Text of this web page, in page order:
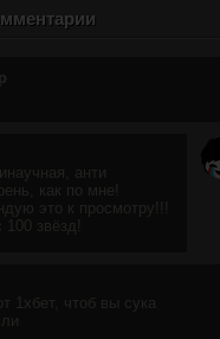
анти
как по мне!
это к просмотру!!!
звёзд!
1хбет, чтоб вы сука